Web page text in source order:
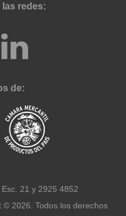
21 y 2925 4852
© 2026. Todos los derechos
redes:
de: